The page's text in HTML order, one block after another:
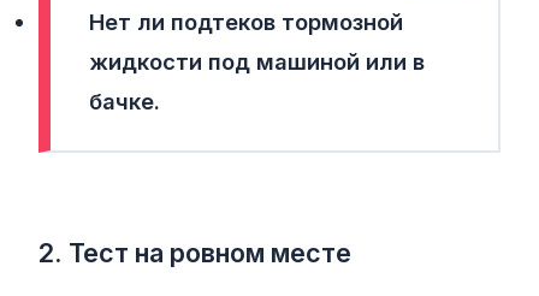
Нет ли подтеков тормозной
жидкости под машиной или в
бачке.
2. Тест на ровном месте